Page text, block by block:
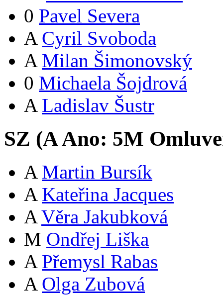
0 Pavel Severa
A Cyril Svoboda
A Milan Šimonovský
0 Michaela Šojdrová
A Ladislav Šustr
SZ (AAno: 5M
A Martin Bursík
A Kateřina Jacques
A Věra Jakubková
M Ondřej Liška
A Přemysl Rabas
A Olga Zubová